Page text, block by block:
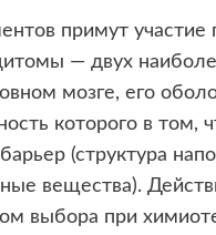
примут
— двух
мозге, его
которого в том,
(структура
вещества).
выбора при